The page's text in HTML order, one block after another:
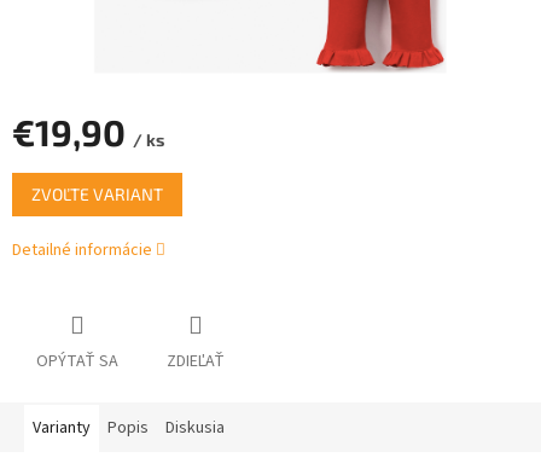
€19,90 / ks
Jednotková
cena:
ZVOĽTE VARIANT
Detailné informácie
OPÝTAŤ SA ZDIEĽAŤ
Varianty Popis Diskusia